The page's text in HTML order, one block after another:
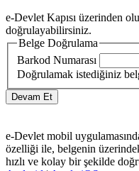
e-Devlet Kapısı üzerinden
doğrulayabilirsiniz.
Belge Doğrulama
Barkod Numarası
Doğrulamak istediğiniz
e-Devlet mobil
özelliği ile, belgenin
hızlı ve kolay bir şekilde